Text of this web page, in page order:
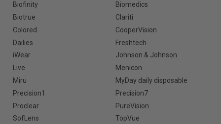
Biofinity
Biomedics
Biotrue
Clariti
Colored
CooperVision
Dailies
Freshtech
iWear
Johnson & Johnson
Live
Menicon
Miru
MyDay daily disposable
Precision1
Precision7
Proclear
PureVision
SofLens
TopVue